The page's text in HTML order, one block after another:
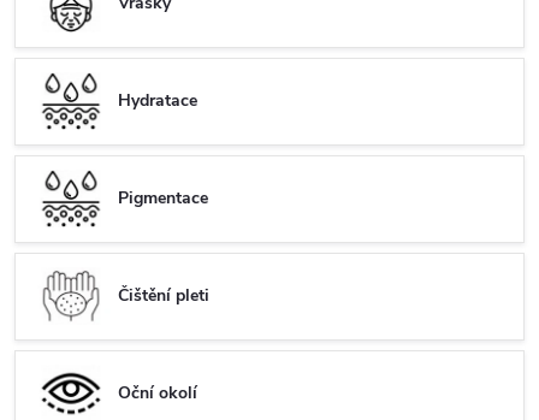
Hydratace
Pigmentace
Čištění pleti
Oční okolí